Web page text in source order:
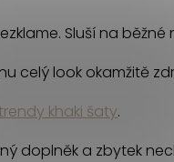
Sluší na
celý look okamžitě
trendy khaki šaty.
doplněk a zbytek